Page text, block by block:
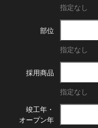
指定なし
部位
指定なし
採用商品
指定なし
竣工年・
オープン年